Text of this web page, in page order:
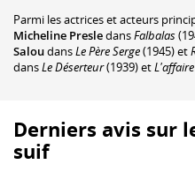
Parmi les actrices et acteurs
Micheline PresledansFalbalas
SaloudansLe Père Serge(1945) et
dansLe Déserteur(1939) et
Derniers avis sur
suif